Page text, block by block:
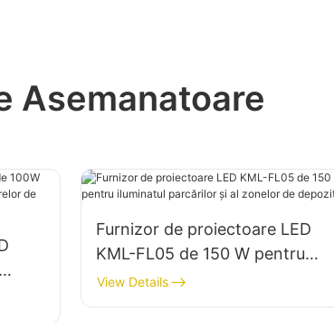
Asemanatoare
Furnizor de proiectoare LED
KML-FL05 de 150 W pentru
iluminatul parcărilor și al zonelor
de depozitare
View Details